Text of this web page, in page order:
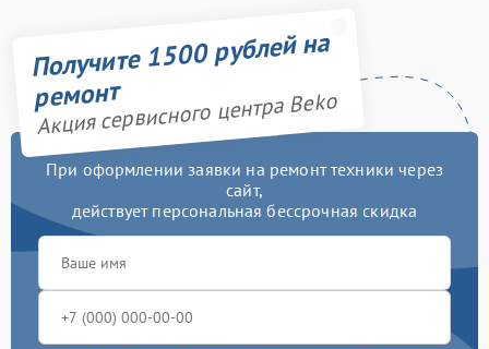
Получите 1500 рублей на
ремонт
Акция сервисного центра Beko
При оформлении заявки на ремонт техники через
сайт,
действует персональная бессрочная скидка